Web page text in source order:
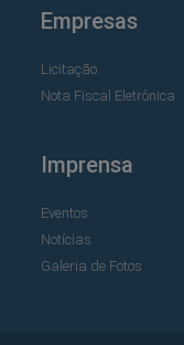
Empresas
Licitação
Nota Fiscal Eletrônica
Imprensa
Eventos
Notícias
Galeria de Fotos